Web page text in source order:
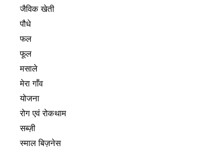
जैविक खेती
पौधे
फल
फूल
मसाले
मेरा गाँव
योजना
रोग एवं रोकथाम
सब्ज़ी
स्माल बिज़नेस